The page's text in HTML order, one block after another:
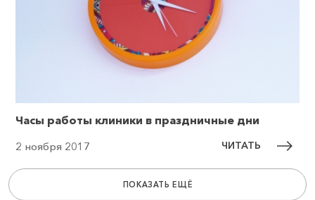
Часы работы клиники в праздничные дни
2 ноября 2017 ЧИТАТЬ
ПОКАЗАТЬ ЕЩЁ